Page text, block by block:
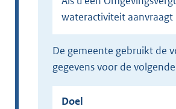
wateractiviteit aanvraagt
de gemeente gebruikt de volgende
gegevens voor de
Doel